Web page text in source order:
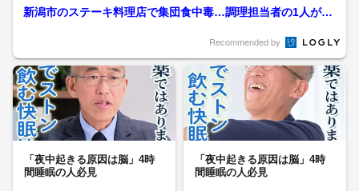
ノコ「ツキヨタケ」を「...
新潟市のステーキ料理店で集団食中毒…調理担当者の1人が体
Recommended by
「夜中起きる原因は脳」4時
間睡眠の人必見
「夜中起きる原因は脳」4時
間睡眠の人必見